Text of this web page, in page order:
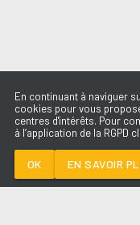
En continuant à naviguer
cookies pour vous
centres d'intérêts. Pour
à l’application de la RGPD
OK EN SAVOIR